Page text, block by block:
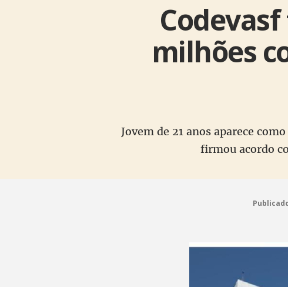
milhões
Jovem de 21 anos aparece
firmou acordo